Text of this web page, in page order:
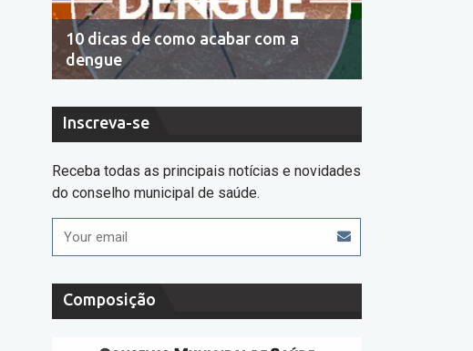
10 dicas de como acabar com a
dengue
Inscreva-se
Receba todas as principais notícias e novidades
do conselho municipal de saúde.
Composição